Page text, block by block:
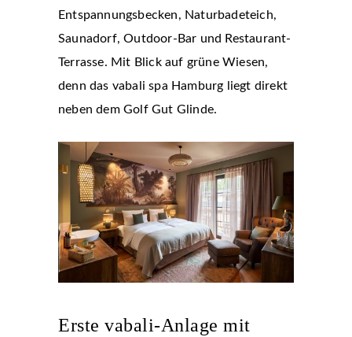
Entspannungsbecken, Naturbadeteich,
Saunadorf, Outdoor-Bar und Restaurant-
Terrasse. Mit Blick auf grüne Wiesen,
denn das vabali spa Hamburg liegt direkt
neben dem Golf Gut Glinde.
Erste vabali-Anlage mit